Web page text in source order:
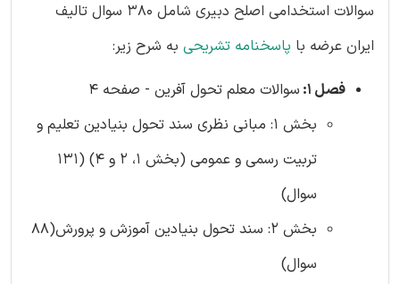
سوالات استخدامی اصلح دبیری شامل 380 سوال تالیف
ایران عرضه با پاسخنامه تشریحی به شرح زیر:
فصل 1:
سوالات معلم تحول آفرین - صفحه 4
بخش 1: مبانی نظری سند تحول بنیادین تعلیم و
تربیت رسمی و عمومی (بخش 1، 2 و 4) (131
سوال)
بخش 2: سند تحول بنیادین آموزش و پرورش(88
سوال)